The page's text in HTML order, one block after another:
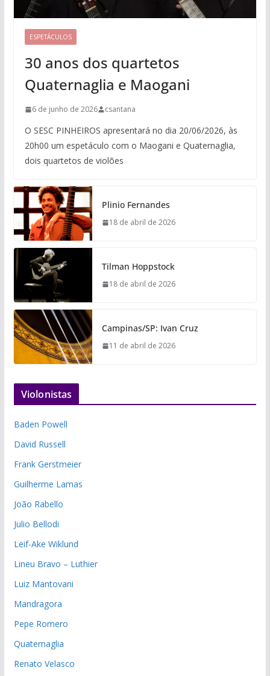
ESPETÁCULOS
30 anos dos quartetos
Quaternaglia e Maogani
6 de junho de 2026 csantana
O SESC PINHEIROS apresentará no dia 20/06/2026, às
20h00 um espetáculo com o Maogani e Quaternaglia,
dois quartetos de violões
Plinio Fernandes
18 de abril de 2026
Tilman Hoppstock
18 de abril de 2026
Campinas/SP: Ivan Cruz
11 de abril de 2026
Violonistas
Baden Powell
David Russell
Frank Gerstmeier
Guilherme Lamas
João Rabello
Julio Bellodi
Leif-Ake Wiklund
Lineu Bravo – Luthier
Luiz Mantovani
Mandragora
Pepe Romero
Quaternaglia
Renato Velasco